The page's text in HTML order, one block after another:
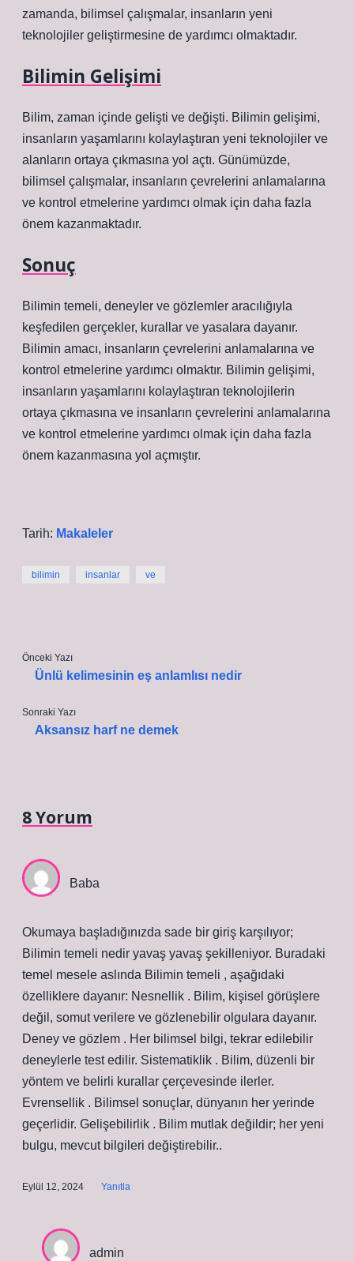
zamanda, bilimsel çalışmalar, insanların yeni
teknolojiler geliştirmesine de yardımcı olmaktadır.
Bilimin Gelişimi
Bilim, zaman içinde gelişti ve değişti. Bilimin gelişimi,
insanların yaşamlarını kolaylaştıran yeni teknolojiler ve
alanların ortaya çıkmasına yol açtı. Günümüzde,
bilimsel çalışmalar, insanların çevrelerini anlamalarına
ve kontrol etmelerine yardımcı olmak için daha fazla
önem kazanmaktadır.
Sonuç
Bilimin temeli, deneyler ve gözlemler aracılığıyla
keşfedilen gerçekler, kurallar ve yasalara dayanır.
Bilimin amacı, insanların çevrelerini anlamalarına ve
kontrol etmelerine yardımcı olmaktır. Bilimin gelişimi,
insanların yaşamlarını kolaylaştıran teknolojilerin
ortaya çıkmasına ve insanların çevrelerini anlamalarına
ve kontrol etmelerine yardımcı olmak için daha fazla
önem kazanmasına yol açmıştır.
Tarih: Makaleler
bilimin insanlar ve
Önceki Yazı
Ünlü kelimesinin eş anlamlısı nedir
Sonraki Yazı
Aksansız harf ne demek
8 Yorum
Baba
Okumaya başladığınızda sade bir giriş karşılıyor;
Bilimin temeli nedir yavaş yavaş şekilleniyor. Buradaki
temel mesele aslında Bilimin temeli , aşağıdaki
özelliklere dayanır: Nesnellik . Bilim, kişisel görüşlere
değil, somut verilere ve gözlenebilir olgulara dayanır.
Deney ve gözlem . Her bilimsel bilgi, tekrar edilebilir
deneylerle test edilir. Sistematiklik . Bilim, düzenli bir
yöntem ve belirli kurallar çerçevesinde ilerler.
Evrensellik . Bilimsel sonuçlar, dünyanın her yerinde
geçerlidir. Gelişebilirlik . Bilim mutlak değildir; her yeni
bulgu, mevcut bilgileri değiştirebilir..
Eylül 12, 2024 Yanıtla
admin